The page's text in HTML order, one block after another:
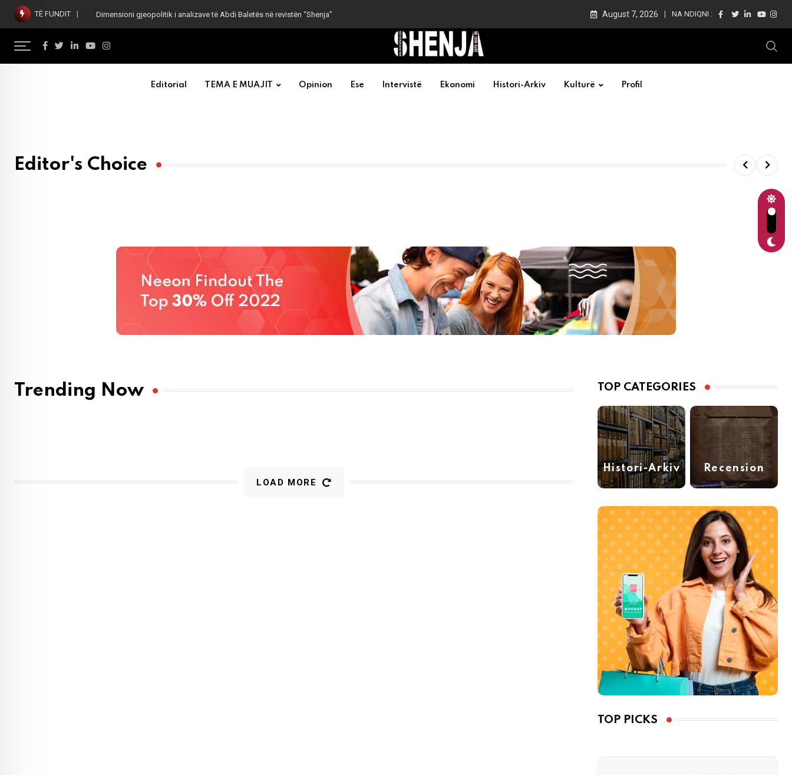
TË FUNDIT Dimensioni gjeopolitik i analizave të Abdi Baletës në revistën “Shenja” August 7, 2026 NA NDIQNI :
Editorial TEMA E MUAJIT Opinion Ese Intervistë Ekonomi Histori-Arkiv Kulturë Profil
Editor's Choice
Trending Now
LOAD MORE
TOP CATEGORIES
Histori-Arkiv
(40)
Recension
(11)
TOP PICKS